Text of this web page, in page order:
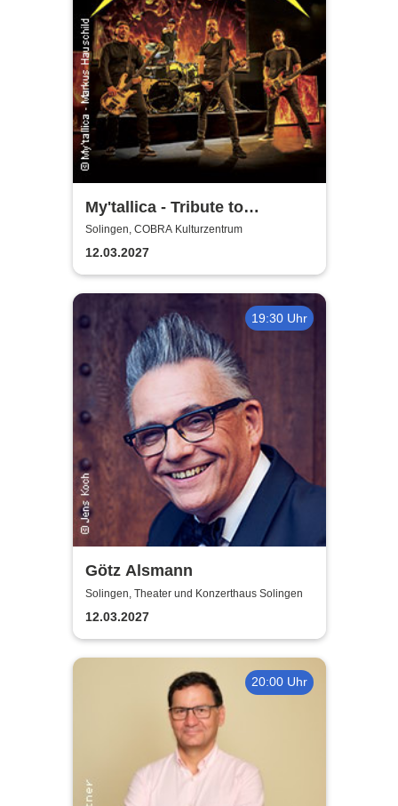
My'tallica - Tribute to
Metallica
Solingen, COBRA Kulturzentrum
12.03.2027
19:30 Uhr
Götz Alsmann
Solingen, Theater und Konzerthaus Solingen
12.03.2027
20:00 Uhr